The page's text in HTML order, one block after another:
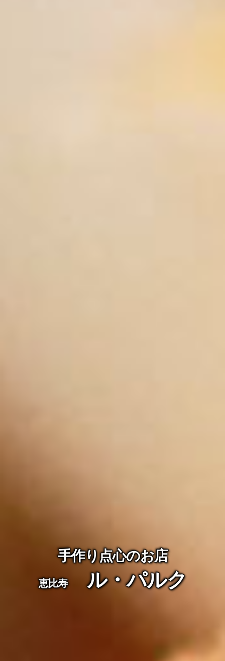
手作り点心のお店
恵比寿ル・パルク